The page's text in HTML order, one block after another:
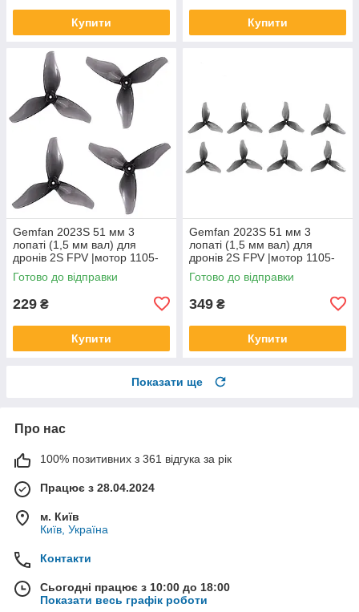
Купити Купити
Gemfan 2023S 51 мм 3
лопаті (1,5 мм вал) для
дронів 2S FPV |мотор 1105-
1108| (4 шт, Clear Gray)
Готово до відправки
229 ₴
Купити
Gemfan 2023S 51 мм 3
лопаті (1,5 мм вал) для
дронів 2S FPV |мотор 1105-
1108| (8 шт, Clear Gray)
Готово до відправки
349 ₴
Купити
Показати ще
Про нас
100% позитивних з 361 відгука за рік
Працює з 28.04.2024
м. Київ
Київ, Україна
Контакти
Сьогодні працює з 10:00 до 18:00
Показати весь графік роботи